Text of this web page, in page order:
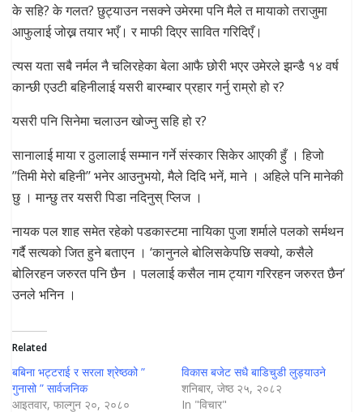
के सहि? के गलत? छुट्याउन नसक्ने उमेरमा पनि मैले त मायाको तराजुमा
आफुलाई जोख्न तयार भएँ। र माफी दिएर सावित गरिदिएँ।
त्यस यता सबै नर्मल नै चलिरहेका बेला आफै छोरी भएर उमेरले झन्डै १४ वर्ष
कान्छी एउटी बहिनीलाई यसरी बारम्बार प्रहार गर्नु राम्रो हो र?
यसरी पनि सिनेमा चलाउन खोज्नु सहि हो र?
सानालाई माया र ठुलालाई सम्मान गर्ने संस्कार सिकेर आएकी हुँ । हिजो
’’तिमी मेरो बहिनी’’ भनेर आउनुभयो, मैले दिदि भनें, माने । अहिले पनि मानेकी
छु । मान्छु तर यसरी पिडा नदिनुस् प्लिज ।
नायक पल शाह समेत रहेको पडकास्टमा नायिका पुजा शर्माले पलको सर्मथन
गर्दै सत्यको जित हुने बताएन । ‘कानुनले बोलिसकेपछि सक्यो, कसैले
बोलिरहन जरुरत पनि छैन । पललाई कसैल नाम ट्याग गरिरहन जरुरत छैन’
उनले भनिन ।
Related
बबिना भट्टराई र सरला श्रेष्ठको ”
गुनासो ” सार्वजनिक
आइतवार, फाल्गुन २०, २०८०
विकास बजेट सधै बाडिचुडी लुड्याउने
शनिबार, जेष्ठ २५, २०८२
In "विचार"